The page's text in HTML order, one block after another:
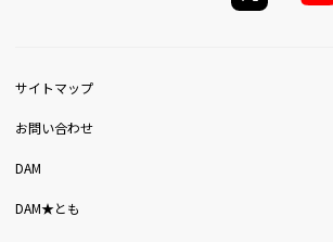
サイトマップ
お問い合わせ
DAM
DAM★とも